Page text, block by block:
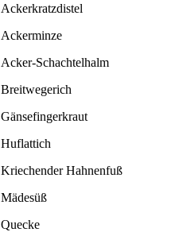
Ackerkratzdistel
Ackerminze
Acker-Schachtelhalm
Breitwegerich
Gänsefingerkraut
Huflattich
Kriechender Hahnenfuß
Mädesüß
Quecke